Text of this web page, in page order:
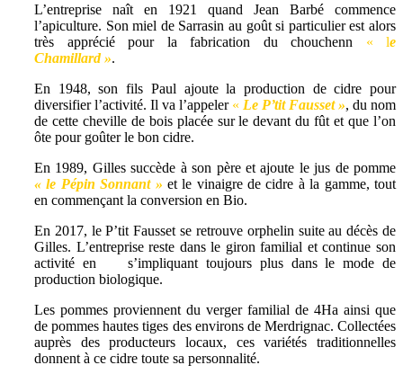
L’entreprise naît en 1921 quand Jean Barbé commence
l’apiculture. Son miel de Sarrasin au goût si particulier est alors
très apprécié pour la fabrication du chouchenn « le
Chamillard ».
En 1948, son fils Paul ajoute la production de cidre pour
diversifier l’activité. Il va l’appeler « Le P’tit Fausset », du nom
de cette cheville de bois placée sur le devant du fût et que l’on
ôte pour goûter le bon cidre.
En 1989, Gilles succède à son père et ajoute le jus de pomme
« le Pépin Sonnant » et le vinaigre de cidre à la gamme, tout
en commençant la conversion en Bio.
En 2017, le P’tit Fausset se retrouve orphelin suite au décès de
Gilles. L’entreprise reste dans le giron familial et continue son
activité en s’impliquant toujours plus dans le mode de
production biologique.
Les pommes proviennent du verger familial de 4Ha ainsi que
de pommes hautes tiges des environs de Merdrignac. Collectées
auprès des producteurs locaux, ces variétés traditionnelles
donnent à ce cidre toute sa personnalité.